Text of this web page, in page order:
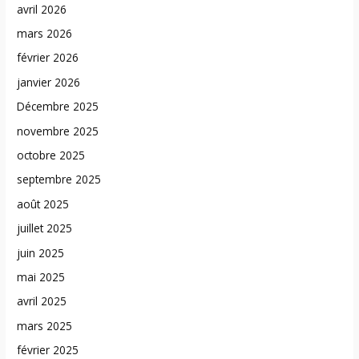
avril 2026
mars 2026
février 2026
janvier 2026
Décembre 2025
novembre 2025
octobre 2025
septembre 2025
août 2025
juillet 2025
juin 2025
mai 2025
avril 2025
mars 2025
février 2025